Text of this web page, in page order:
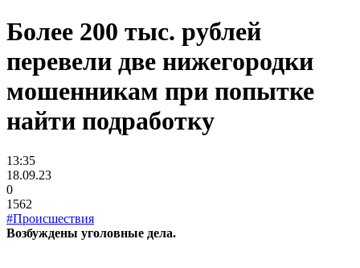
Более 200 тыс. рублей
перевели две нижегородки
мошенникам при попытке
найти подработку
13:35
18.09.23
0
1562
#Происшествия
Возбуждены уголовные дела.